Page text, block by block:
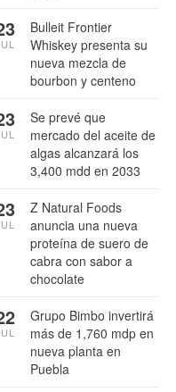
Bulleit Frontier
Whiskey presenta su
nueva mezcla de
bourbon y centeno
Se prevé que
mercado del aceite de
algas alcanzará los
3,400 mdd en 2033
Z Natural Foods
anuncia una nueva
proteína de suero de
cabra con sabor a
chocolate
Grupo Bimbo invertirá
más de 1,760 mdp en
nueva planta en
Puebla